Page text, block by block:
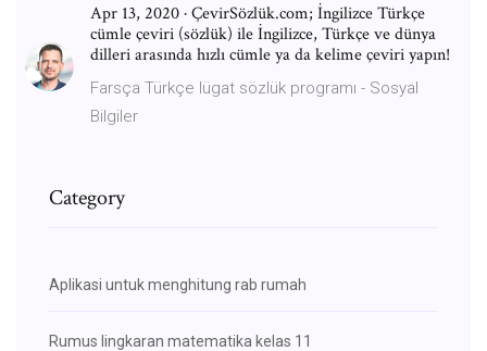
Apr 13, 2020 · ÇevirSözlük.com; İngilizce Türkçe
cümle çeviri (sözlük) ile İngilizce, Türkçe ve dünya
dilleri arasında hızlı cümle ya da kelime çeviri yapın!
Farsça Türkçe lügat sözlük programı - Sosyal
Bilgiler
Category
Aplikasi untuk menghitung rab rumah
Rumus lingkaran matematika kelas 11